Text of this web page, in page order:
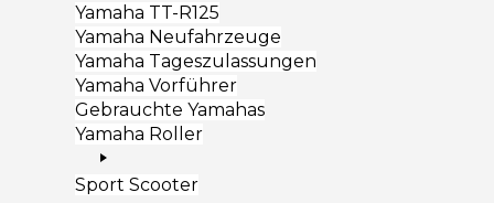
Yamaha TT-R125
Yamaha Neufahrzeuge
Yamaha Tageszulassungen
Yamaha Vorführer
Gebrauchte Yamahas
Yamaha Roller
Sport Scooter